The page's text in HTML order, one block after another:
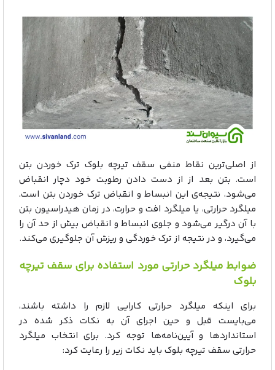
از اصلی‌ترین نقاط منفی سقف تیرچه بلوک ترک خوردن بتن
است. بتن بعد از از دست دادن رطوبت خود دچار انقباض
می‌شود، نتیجه‌ی این انبساط و انقباض ترک خوردن بتن است.
میلگرد حرارتی، یا میلگرد افت و حرارت، در زمان هیدراسیون بتن
با آن درگیر می‌شود و جلوی انبساط و انقباض بیش از حد آن را
می‌گیرد، و در نتیجه از ترک خوردگی و ریزش آن جلوگیری می‌کند.
ضوابط میلگرد حرارتی مورد استفاده برای سقف تیرچه
بلوک
برای اینکه میلگرد حرارتی کارایی لازم را داشته باشند،
می‌بایست قبل و حین اجرای آن به نکات ذکر شده در
استانداردها و آیین‌نامه‌ها توجه کرد. برای انتخاب میلگرد
حرارتی سقف تیرچه بلوک باید نکات زیر را رعایت کرد: